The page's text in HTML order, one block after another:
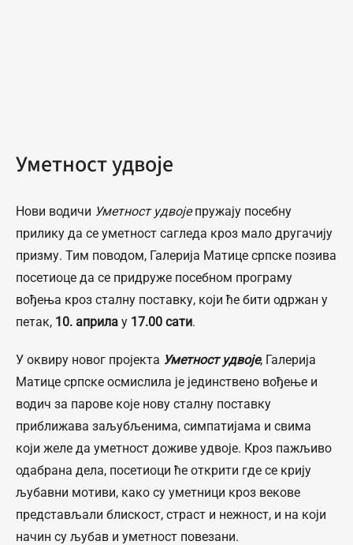
Уметност удвоје
Нови водичи Уметност удвојепружају посебну
прилику да се уметност сагледа кроз мало другачију
призму. Тим поводом, Галерија Матице српске позива
посетиоце да се придруже посебном програму
вођења кроз сталну поставку, који ће бити одржан у
петак, 10. априла у 17.00 сати.
У оквиру новог пројекта Уметност удвоје, Галерија
Матице српске осмислила је јединствено вођење и
водич за парове које нову сталну поставку
приближава заљубљенима, симпатијама и свима
који желе да уметност доживе удвоје. Кроз пажљиво
одабрана дела, посетиоци ће открити где се крију
љубавни мотиви, како су уметници кроз векове
представљали блискост, страст и нежност, и на који
начин су љубав и уметност повезани.